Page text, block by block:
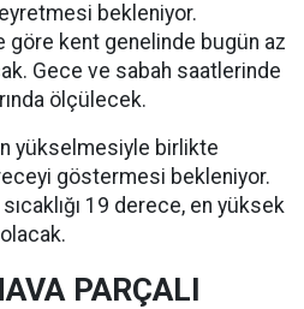
bekleniyor.
kent genelinde bugün az
Gece ve sabah saatlerinde
ölçülecek.
yükselmesiyle birlikte
göstermesi bekleniyor.
19 derece, en yüksek
PARÇALI